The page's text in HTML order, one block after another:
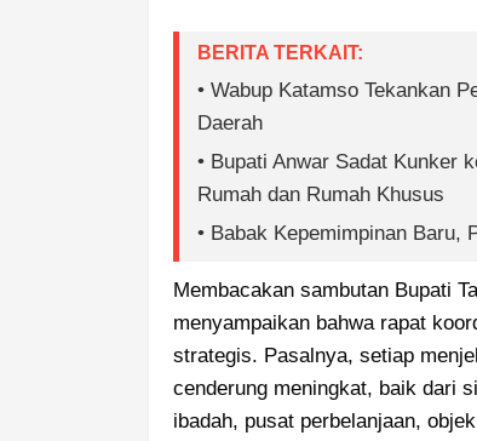
BERITA TERKAIT:
• Wabup Katamso Tekankan
Daerah
• Bupati Anwar Sadat Kunker
Rumah dan Rumah Khusus
• Babak Kepemimpinan Baru,
Membacakan sambutan Bupati
menyampaikan bahwa rapat
strategis. Pasalnya, setiap
cenderung meningkat, baik dari
ibadah, pusat perbelanjaan,